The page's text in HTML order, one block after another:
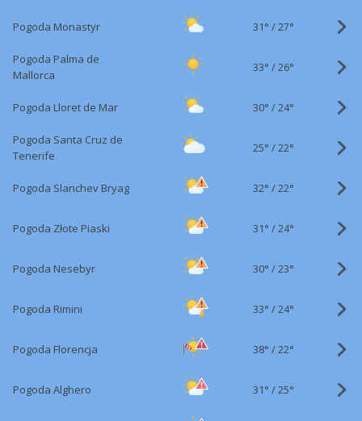
Pogoda Monastyr 31° /27°
Pogoda Palma de
Mallorca
33° /26°
Pogoda Lloret de Mar 30° /24°
Pogoda Santa Cruz de
Tenerife
25° /22°
Pogoda Slanchev Bryag 32° /22°
Pogoda Złote Piaski 31° /24°
Pogoda Nesebyr 30° /23°
Pogoda Rimini 33° /24°
Pogoda Florencja 38° /22°
Pogoda Alghero 31° /25°